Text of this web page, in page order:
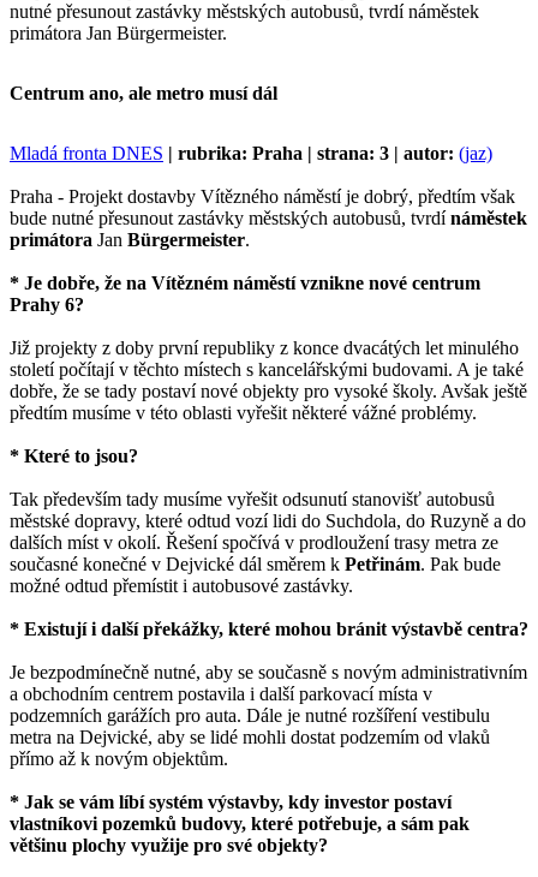
nutné přesunout zastávky městských autobusů, tvrdí náměstek
primátora Jan Bürgermeister.
Centrum ano, ale metro musí dál
Mladá fronta DNES | rubrika: Praha | strana: 3 | autor: (jaz)
Praha - Projekt dostavby Vítězného náměstí je dobrý, předtím však
bude nutné přesunout zastávky městských autobusů, tvrdínáměstek
primátora Jan Bürgermeister.
* Je dobře, že na Vítězném náměstí vznikne nové centrum
Prahy 6?
Již projekty z doby první republiky z konce dvacátých let minulého
století počítají v těchto místech s kancelářskými budovami. A je také
dobře, že se tady postaví nové objekty pro vysoké školy. Avšak ještě
předtím musíme v této oblasti vyřešit některé vážné problémy.
* Které to jsou?
Tak především tady musíme vyřešit odsunutí stanovišť autobusů
městské dopravy, které odtud vozí lidi do Suchdola, do Ruzyně a do
dalších míst v okolí. Řešení spočívá v prodloužení trasy metra ze
současné konečné v Dejvické dál směrem k Petřinám. Pak bude
možné odtud přemístit i autobusové zastávky.
* Existují i další překážky, které mohou bránit výstavbě centra?
Je bezpodmínečně nutné, aby se současně s novým administrativním
a obchodním centrem postavila i další parkovací místa v
podzemních garážích pro auta. Dále je nutné rozšíření vestibulu
metra na Dejvické, aby se lidé mohli dostat podzemím od vlaků
přímo až k novým objektům.
* Jak se vám líbí systém výstavby, kdy investor postaví
vlastníkovi pozemků budovy, které potřebuje, a sám pak
většinu plochy využije pro své objekty?